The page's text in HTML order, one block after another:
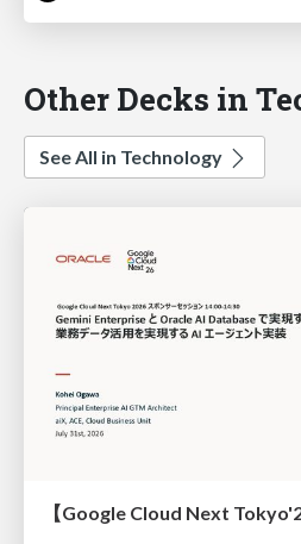
Other Decks in
See All in Technology